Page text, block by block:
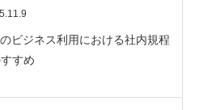
ビジネス利用における社内規程
すめ